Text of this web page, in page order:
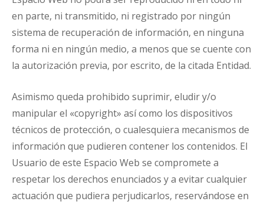
en parte, ni transmitido, ni registrado por ningún
sistema de recuperación de información, en ninguna
forma ni en ningún medio, a menos que se cuente con
la autorización previa, por escrito, de la citada Entidad.
Asimismo queda prohibido suprimir, eludir y/o
manipular el «copyright» así como los dispositivos
técnicos de protección, o cualesquiera mecanismos de
información que pudieren contener los contenidos. El
Usuario de este Espacio Web se compromete a
respetar los derechos enunciados y a evitar cualquier
actuación que pudiera perjudicarlos, reservándose en